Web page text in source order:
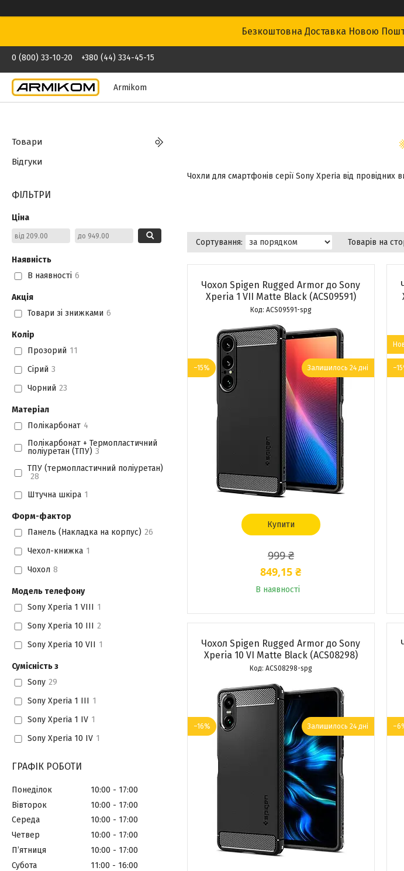
Безкоштовна Доставка Новою
0 (800) 33-10-20 +380 (44) 334-45-15
Armikom
Чохли для смартфонів серії Sony Xperia від провідних
Чохол Spigen Rugged Armor до Sony
Xperia 1 VII Matte Black (ACS09591)
ACS09591-spg
–15% Залишилось 24 дні
Купити
999 ₴
849,15 ₴
В наявності
Чохол Spigen Rugged Armor до Sony
Xperia 10 VI Matte Black (ACS08298)
ACS08298-spg
–16% Залишилось 24 дні
Товари
Відгуки
ФІЛЬТРИ
Ціна
Наявність
В наявності 6
Акція
Товари зі знижками 6
Колір
Прозорий 11
Сірий 3
Чорний 23
Матеріал
Полікарбонат 4
Полікарбонат + Термопластичний
поліуретан (ТПУ) 3
ТПУ (термопластичний поліуретан)
28
Штучна шкіра 1
Форм-фактор
Панель (Накладка на корпус) 26
Чехол-книжка 1
Чохол 8
Модель телефону
Sony Xperia 1 VIII 1
Sony Xperia 10 III 2
Sony Xperia 10 VII 1
Сумісність з
Sony 29
Sony Xperia 1 III 1
Sony Xperia 1 IV 1
Sony Xperia 10 IV 1
ГРАФІК РОБОТИ
Понеділок 10:00
17:00
Вівторок
10:00
17:00
Середа
10:00
17:00
Четвер
10:00
17:00
Пʼятниця
10:00
17:00
Субота
11:00
16:00